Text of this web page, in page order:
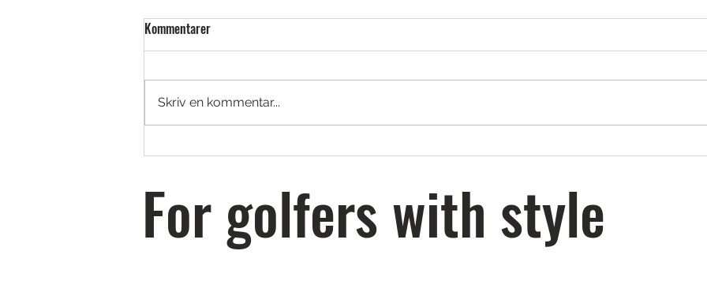
Wilsons supersmarta Fit AI-
klubbor och specifikationer
Fräck smartwatch-colab:
S70
Kommentarer
Skriv en kommentar...
For golfers with style